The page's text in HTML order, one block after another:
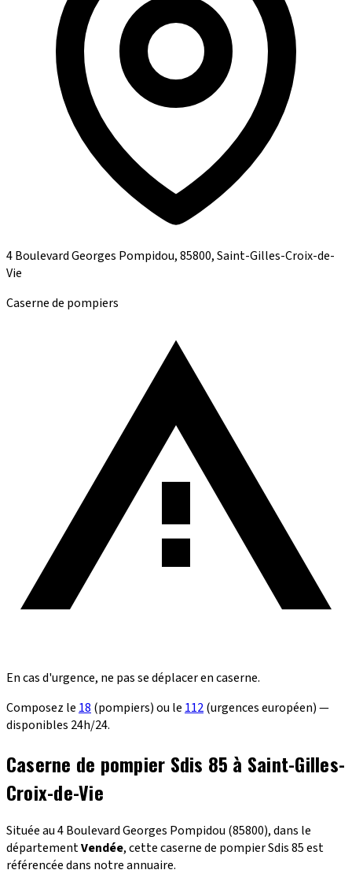
4 Boulevard Georges Pompidou, 85800, Saint-Gilles-Croix-de-
Vie
Caserne de pompiers
En cas d'urgence, ne pas se déplacer en caserne.
Composez le 18 (pompiers) ou le 112(urgences européen) —
disponibles 24h/24.
Caserne de pompier Sdis 85 à Saint-Gilles-
Croix-de-Vie
Située au 4 Boulevard Georges Pompidou (85800), dans le
départementVendée, cette caserne de pompier Sdis 85 est
référencée dans notre annuaire.